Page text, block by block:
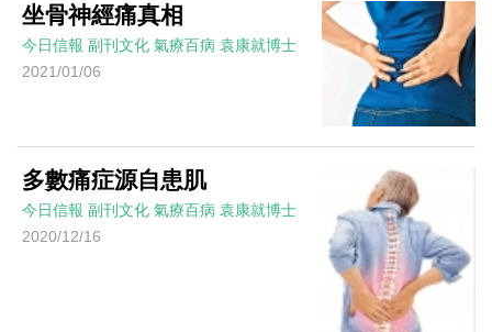
坐骨神經痛真相
今日信報 副刊文化 氣療百病 袁康就博士
2021/01/06
多數痛症源自患肌
今日信報 副刊文化 氣療百病 袁康就博士
2020/12/16